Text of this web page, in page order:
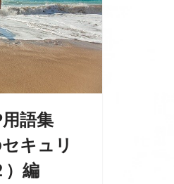
語集
キュリ
）編